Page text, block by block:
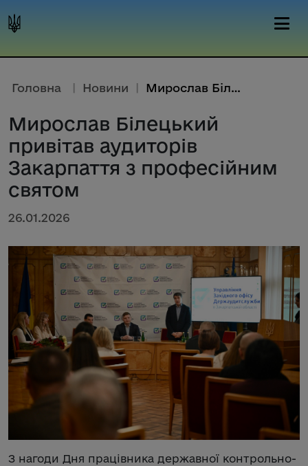
Головна | Новини | Мирослав Білецький привітав ау...
Мирослав Білецький
привітав аудиторів
Закарпаття з професійним
святом
26.01.2026
З нагоди Дня працівника державної контрольно-